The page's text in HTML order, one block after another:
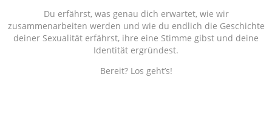
Du erfährst, was genau dich erwartet, wie wir
zusammenarbeiten werden und wie du endlich die Geschichte
deiner Sexualität erfährst, ihre eine Stimme gibst und deine
Identität ergründest.
Bereit? Los geht’s!